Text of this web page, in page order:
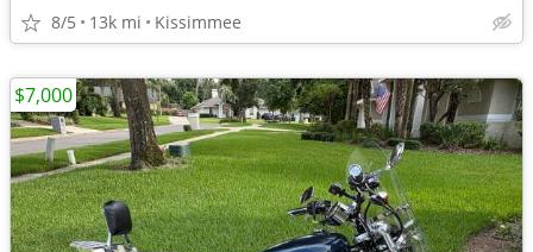
8/5 13k mi Kissimmee
$7,000